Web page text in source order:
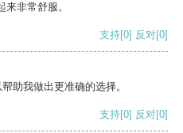
非常舒服。
支持[0] 反对[0]
助我做出更准确的选择。
支持[0] 反对[0]